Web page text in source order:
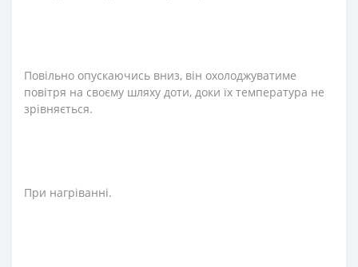
Повільно опускаючись вниз, він охолоджуватиме
повітря на своєму шляху доти, доки їх температура не
зрівняється.
При нагріванні.